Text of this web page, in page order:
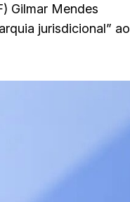
Gilmar Mendes
jurisdicional” ao